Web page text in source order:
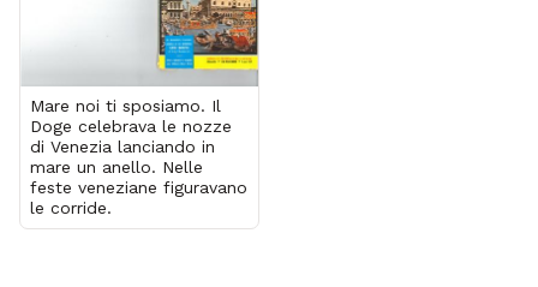
Mare noi ti sposiamo. Il
Doge celebrava le nozze
di Venezia lanciando in
mare un anello. Nelle
feste veneziane figuravano
le corride.